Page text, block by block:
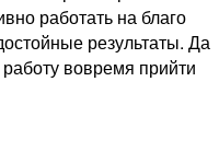
работать на благо
результаты. Да
вовремя прийти